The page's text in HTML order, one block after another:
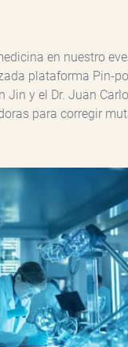
en nuestro
plataforma Pin-
Jin y el Dr. Juan
para corregir